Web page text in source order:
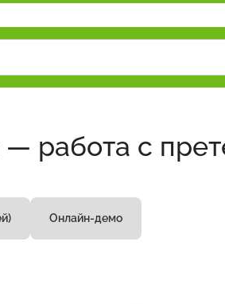
работа с
Онлайн-демо